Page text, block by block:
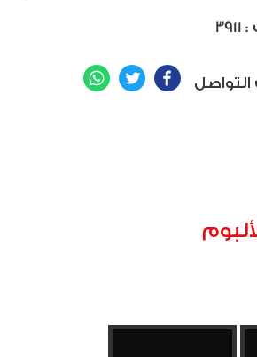
3911
Facebook
Twitter